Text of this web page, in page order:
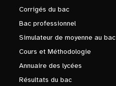
Corrigés du bac
Bac professionnel
Simulateur de moyenne au bac
Cours et Méthodologie
Annuaire des lycées
Résultats du bac